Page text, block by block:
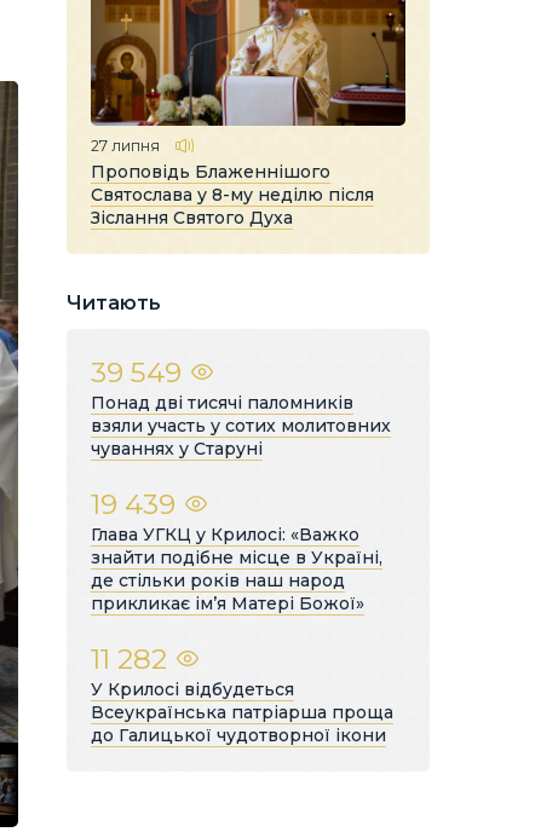
27 липня
Проповідь Блаженнішого
Святослава у 8-му неділю після
Зіслання Святого Духа
Читають
39 549
Понад дві тисячі паломників
взяли участь у сотих молитовних
чуваннях у Старуні
19 439
Глава УГКЦ у Крилосі: «Важко
знайти подібне місце в Україні,
де стільки років наш народ
прикликає ім’я Матері Божої»
11 282
У Крилосі відбудеться
Всеукраїнська патріарша проща
до Галицької чудотворної ікони